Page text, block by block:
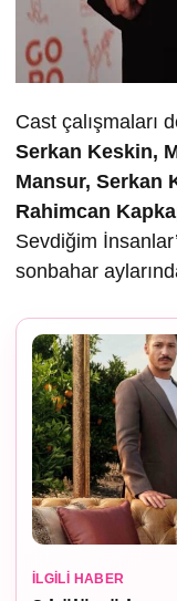
Cast çalışmaları
Serkan Keskin,
Mansur, Serkan
Rahimcan
Sevdiğim
sonbahar
İLGILI HABER